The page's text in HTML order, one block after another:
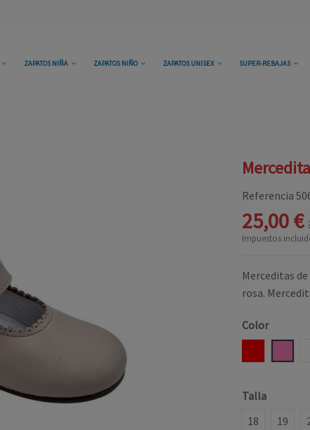
ZAPATOS NIÑA ZAPATOS NIÑO ZAPATOS UNISEX SUPER-REBAJAS
Referencia
25,00 €
Impuestos
Merceditas
rosa.
Color
Talla
18
19